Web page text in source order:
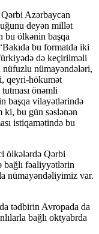
Azərbaycan
deyən millət
bu ölkənin başqa
bu formatda iki
də keçirilməli
nümayəndələri,
qeyri-hökumət
önəmli
başqa vilayətlərində
ki, bu gün səslənən
istiqamətində bu
ölkələrdə Qərbi
bağlı fəaliyyətlərin
nümayəndəliyimiz var.
tədbirin Avropada da
bağlı oktyabrda